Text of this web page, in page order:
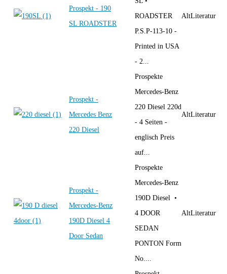
Prospekt - 190
SL ROADSTER
ROADSTER
P.S.P-113-10 -
Printed in USA
- 2...
AltLiteratur
Prospekt -
Mercedes Benz
220 Diesel
Prospekte
Mercedes-Benz
220 Diesel 220d
- 4 Seiten -
englisch Preis
auf...
AltLiteratur
Prospekt -
Mercedes-Benz
190D Diesel 4
Door Sedan
Prospekte
Mercedes-Benz
190D Diesel •
4 DOOR
SEDAN
PONTON Form
No....
AltLiteratur